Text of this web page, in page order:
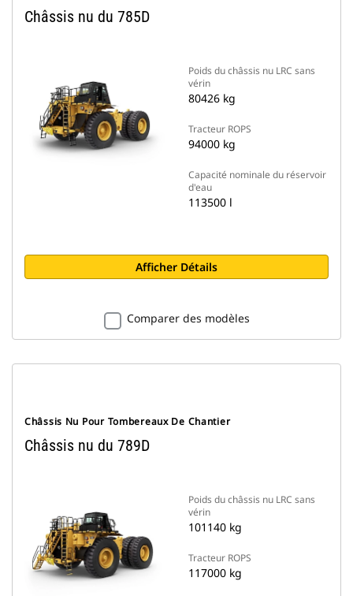
Châssis nu du 785D
Poids du châssis nu LRC sans
vérin
80426 kg
Tracteur ROPS
94000 kg
Capacité nominale du réservoir
d'eau
113500 l
Afficher Détails
Comparer des modèles
Châssis Nu Pour Tombereaux De Chantier
Châssis nu du 789D
Poids du châssis nu LRC sans
vérin
101140 kg
Tracteur ROPS
117000 kg